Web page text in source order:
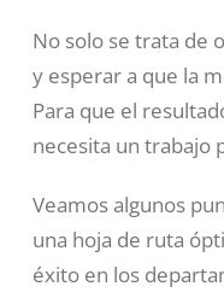
No solo se trata de
y esperar a que la
Para que el
necesita un trabajo
Veamos algunos
una hoja de ruta
éxito en los